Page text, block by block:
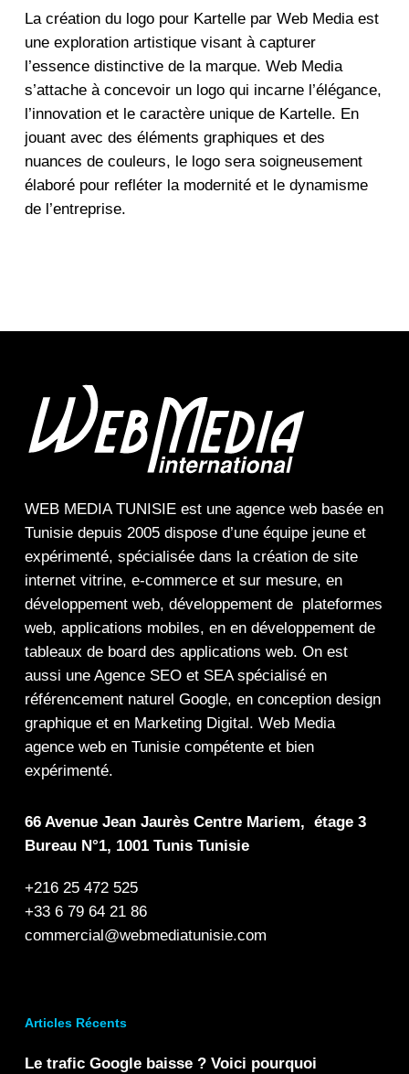
La création du logo pour Kartelle par Web Media est
une exploration artistique visant à capturer
l’essence distinctive de la marque. Web Media
s’attache à concevoir un logo qui incarne l’élégance,
l’innovation et le caractère unique de Kartelle. En
jouant avec des éléments graphiques et des
nuances de couleurs, le logo sera soigneusement
élaboré pour refléter la modernité et le dynamisme
de l’entreprise.
WEB MEDIA TUNISIEest une agence webbasée en
Tunisie depuis 2005 dispose d’une équipe jeune et
expérimenté, spécialisée dans la création de site
internet vitrine, e-commerceet sur mesure, en
développement web, développement de plateformes
web, applications mobiles, en en développement de
tableaux de board des applications web. On est
aussi une Agence SEOet SEAspécialisé en
référencement naturel Google, en conception design
graphiqueet en Marketing Digital . Web Media
agence web en Tunisie compétente et bien
expérimenté.
66 Avenue Jean Jaurès Centre Mariem, étage 3
Bureau N°1, 1001 Tunis Tunisie
+216 25 472 525
+33 6 79 64 21 86
commercial@webmediatunisie.com
Articles Récents
Le trafic Google baisse ? Voici pourquoi